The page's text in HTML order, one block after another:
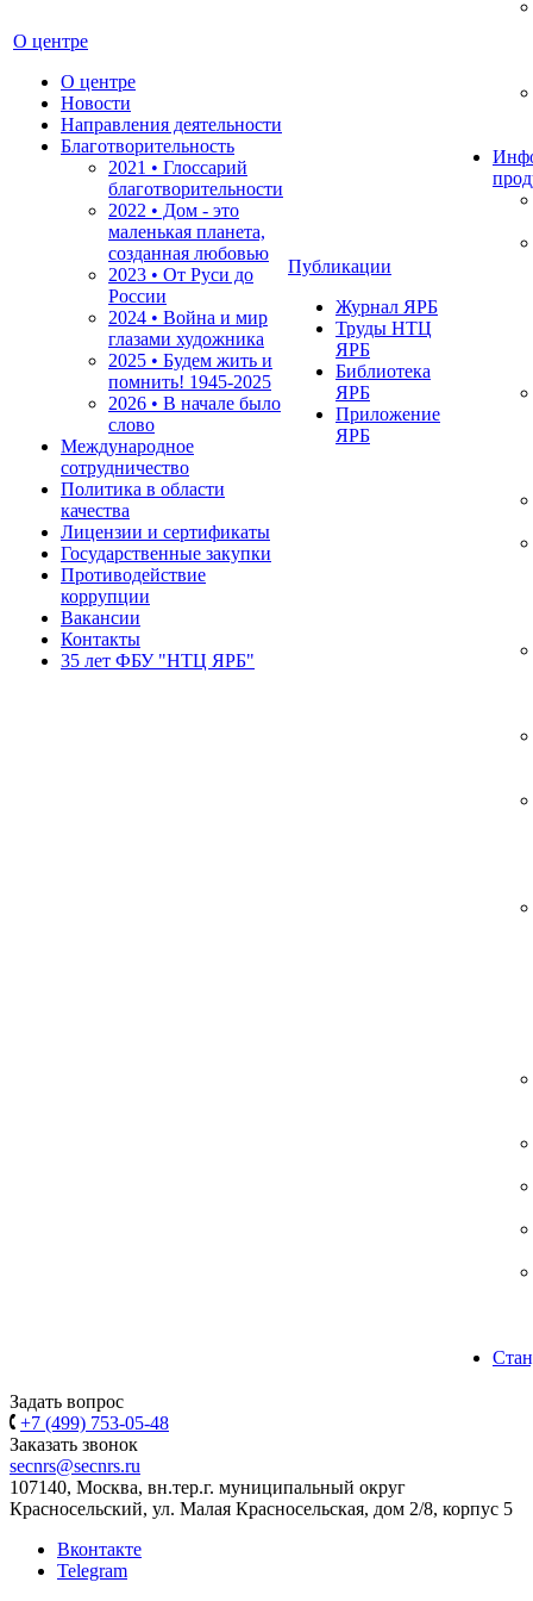
О центре
О центре
Новости
Направления деятельности
Благотворительность
2021 • Глоссарий
благотворительности
2022 • Дом - это
маленькая планета,
созданная любовью
2023 • От Руси до
России
2024 • Война и мир
глазами художника
2025 • Будем жить и
помнить! 1945-2025
2026 • В начале было
слово
Международное
сотрудничество
Политика в области
качества
Лицензии и сертификаты
Государственные закупки
Противодействие
коррупции
Вакансии
Контакты
35 лет ФБУ "НТЦ ЯРБ"
Публикации
Журнал ЯРБ
Труды НТЦ
ЯРБ
Библиотека
ЯРБ
Приложение
ЯРБ
Задать вопрос
+7 (499) 753-05-48
Заказать звонок
secnrs@secnrs.ru
107140, Москва, вн.тер.г. муниципальный округ
Красносельский, ул. Малая Красносельская, дом 2/8, корпус 5
Вконтакте
Telegram